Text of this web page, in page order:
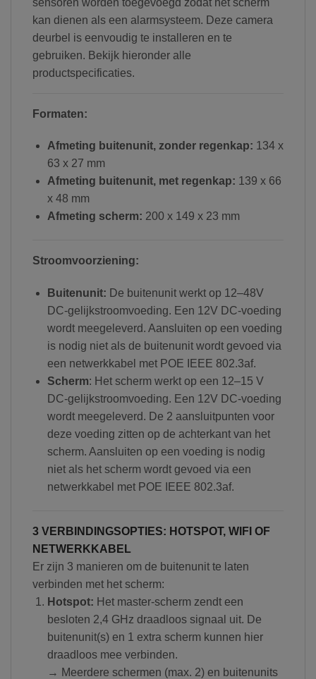
kan dienen als een alarmsysteem. Deze camera
deurbel is eenvoudig te installeren en te
gebruiken. Bekijk hieronder alle
productspecificaties.
Formaten:
Afmeting buitenunit, zonder regenkap: 134 x
63 x 27 mm
Afmeting buitenunit, met regenkap: 139 x 66
x 48 mm
Afmeting scherm: 200 x 149 x 23 mm
Stroomvoorziening:
Buitenunit: De buitenunit werkt op 12–48V
DC-gelijkstroomvoeding. Een 12V DC-voeding
wordt meegeleverd. Aansluiten op een voeding
is nodig niet als de buitenunit wordt gevoed via
een netwerkkabel met POE IEEE 802.3af.
Scherm: Het scherm werkt op een 12–15 V
DC-gelijkstroomvoeding. Een 12V DC-voeding
wordt meegeleverd. De 2 aansluitpunten voor
deze voeding zitten op de achterkant van het
scherm. Aansluiten op een voeding is nodig
niet als het scherm wordt gevoed via een
netwerkkabel met POE IEEE 802.3af.
3 VERBINDINGSOPTIES: HOTSPOT, WIFI OF
NETWERKKABEL
Er zijn 3 manieren om de buitenunit te laten
verbinden met het scherm:
Hotspot: Het master-scherm zendt een
besloten 2,4 GHz draadloos signaal uit. De
buitenunit(s) en 1 extra scherm kunnen hier
draadloos mee verbinden.
→ Meerdere schermen (max. 2) en buitenunits